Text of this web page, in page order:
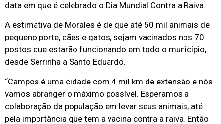
data em que é celebrado o Dia Mundial Contra a Raiva.
A estimativa de Morales é de que até 50 mil animais de
pequeno porte, cães e gatos, sejam vacinados nos 70
postos que estarão funcionando em todo o município,
desde Serrinha a Santo Eduardo.
“Campos é uma cidade com 4 mil km de extensão e nós
vamos abranger o máximo possível. Esperamos a
colaboração da população em levar seus animais, até
pela importância que tem a vacina contra a raiva. Então